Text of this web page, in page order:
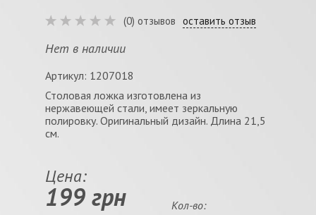
(0) отзывов оставить отзыв
Нет в наличии
Артикул: 1207018
Столовая ложка изготовлена из
нержавеющей стали, имеет зеркальную
полировку. Оригинальный дизайн. Длина 21,5
см.
Цена:
199 грн Кол-во: